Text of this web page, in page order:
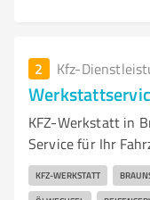
2 Kfz-
KFZ-Werkstatt in
Service für Ihr
KFZ-WERKSTATT